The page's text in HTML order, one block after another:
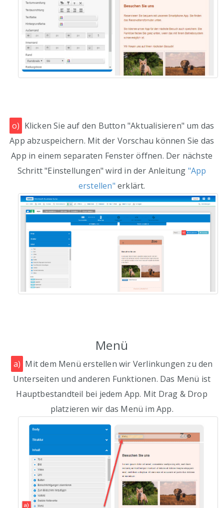
o) Klicken Sie auf den Button "Aktualisieren" um das
App abzuspeichern. Mit der Vorschau können Sie das
App in einem separaten Fenster öffnen. Der nächste
Schritt "Einstellungen" wird in der Anleitung "App
erstellen" erklärt.
Menü
a) Mit dem Menü erstellen wir Verlinkungen zu den
Unterseiten und anderen Funktionen. Das Menü ist
Hauptbestandteil bei jedem App. Mit Drag & Drop
platzieren wir das Menü im App.